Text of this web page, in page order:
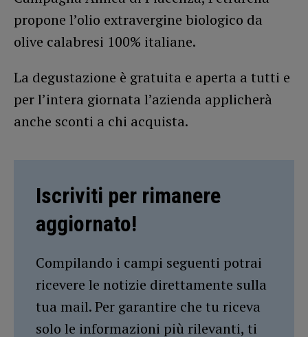
propone l’olio extravergine biologico da
olive calabresi 100% italiane.
La degustazione è gratuita e aperta a tutti e
per l’intera giornata l’azienda applicherà
anche sconti a chi acquista.
Iscriviti per rimanere
aggiornato!
Compilando i campi seguenti potrai
ricevere le notizie direttamente sulla
tua mail. Per garantire che tu riceva
solo le informazioni più rilevanti, ti